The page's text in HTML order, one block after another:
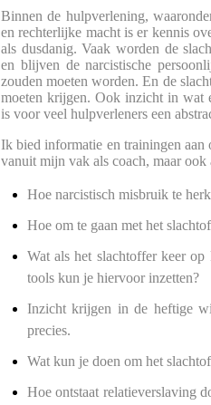
Binnen de hulpverlening,
en rechterlijke macht is er kennis
als dusdanig. Vaak worden de
en blijven de narcistische
zouden moeten worden. En de
moeten krijgen. Ook inzicht in wat
is voor veel hulpverleners een
Ik bied informatie en trainingen aan
vanuit mijn vak als coach, maar ook
Hoe narcistisch misbruik te
Hoe om te gaan met het
Wat als het slachtoffer keer op
tools kun je hiervoor inzetten?
Inzicht krijgen in de heftige
precies.
Wat kun je doen om het
Hoe ontstaat relatieverslaving